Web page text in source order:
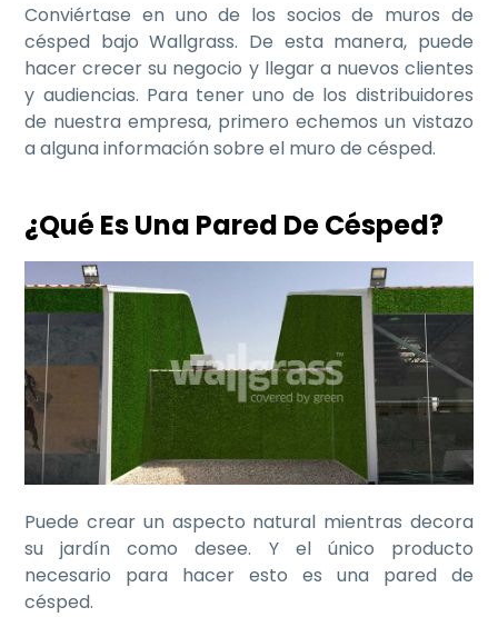
Conviértase en uno de los socios de muros de
césped bajo Wallgrass. De esta manera, puede
hacer crecer su negocio y llegar a nuevos clientes
y audiencias. Para tener uno de los distribuidores
de nuestra empresa, primero echemos un vistazo
a alguna información sobre el muro de césped.
¿Qué Es Una Pared De Césped?
Puede crear un aspecto natural mientras decora
su jardín como desee. Y el único producto
necesario para hacer esto es una pared de
césped.